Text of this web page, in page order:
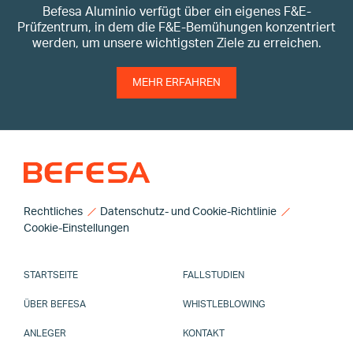
Befesa Aluminium Deutschland GmbH
Befesa Aluminio verfügt über ein eigenes F&E-
Prüfzentrum, in dem die F&E-Bemühungen konzentriert
werden, um unsere wichtigsten Ziele zu erreichen.
MEHR ERFAHREN
Rechtliches
Datenschutz- und Cookie-Richtlinie
Cookie-Einstellungen
STARTSEITE
ÜBER BEFESA
ANLEGER
FALLSTUDIEN
WHISTLEBLOWING
KONTAKT